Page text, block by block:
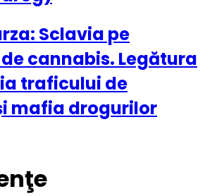
Sclavia pe
cannabis. Legătura
traficului de
mafia drogurilor